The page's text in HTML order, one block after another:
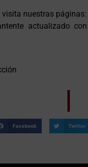
nuestras páginas:
actualizado
Facebook Twitter